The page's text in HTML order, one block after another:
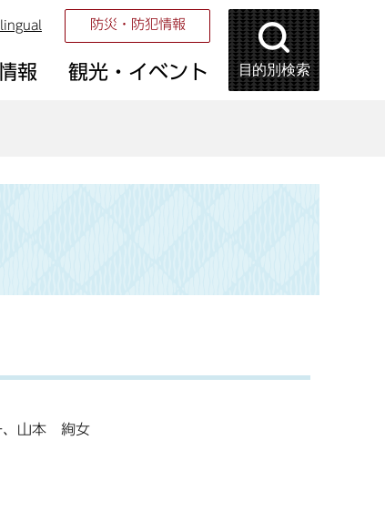
防災・防犯情報
報 観光・イベント 目的別検索
山本 絢女